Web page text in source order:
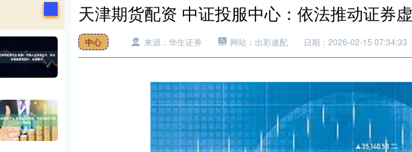
天津期货配资 中证投服中心：依法推动证券
中心 来源：华生证券 网站：出彩速配 日期：2026-02-15 07:34:33